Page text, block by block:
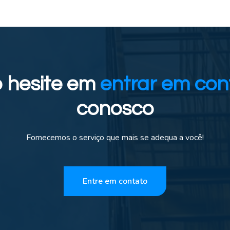
hesite em entrar em
conosco
Fornecemos o serviço que mais se adequa a você!
Entre em contato